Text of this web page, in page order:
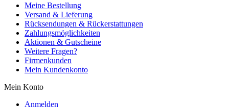
Meine Bestellung
Versand & Lieferung
Rücksendungen & Rückerstattungen
Zahlungsmöglichkeiten
Aktionen & Gutscheine
Weitere Fragen?
Firmenkunden
Mein Kundenkonto
Mein Konto
Anmelden